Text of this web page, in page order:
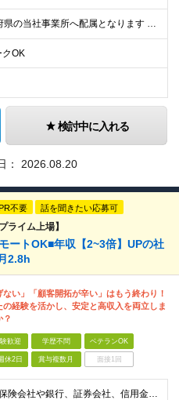
全国47都道府県の当社事業所へ配属となります ※居住地や希望の勤務先を考慮します ※リモートワークOK／転勤なし ＜本社＞ 東京都台東区浅草橋1-1-8 FP浅草橋ビル (変更の範囲)上記を除く当
クOK
検討中に入れる
： 2026.08.20
不要 話を聞きたい応募可
イム上場】
ートOK■年収【2~3倍】UPの社
2.8h
ない」「顧客開拓が辛い」はもう終わり！
の経験を活かし、安定と高収入を両立しま
？
歓迎 学歴不問 ベテランOK
休2日 賞与複数月 面接1回
■金融業界（保険会社や銀行、証券会社、信用金庫など）の営業経験をお持ちの方 ■学歴不問 ※第二新卒の方も歓迎します ※直販の保険営業職経験者も多数活躍中。 お客さまへのご提案に集中できる仕組みにより